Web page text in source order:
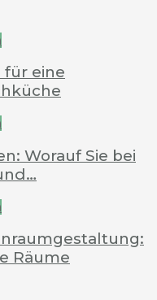
für eine
Worauf Sie bei
Räume